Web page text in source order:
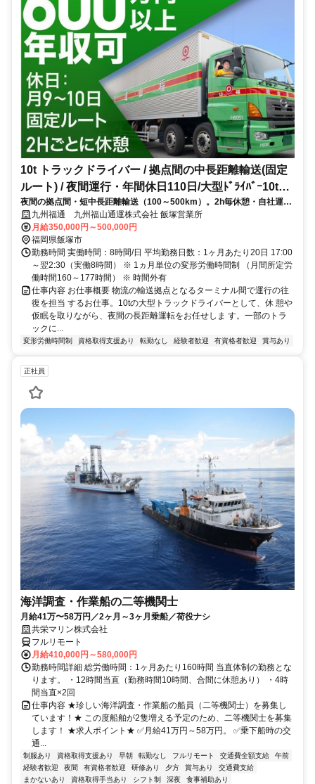
10t トラックドライバー / 拠点間の中長距離輸送(固定
ルート) / 夜間運行・年間休日110日/大型ﾄﾞﾗｲﾊﾞｰ10t定
期夜間幹線便(正社員)
夜間の拠点間・短中長距離輸送（100～500km）。2h毎休憩・自社運
行・計画運行で無理なく働けます
九州福通 九州福山通運株式会社 飯塚営業所
月給350,000円～500,000円
福岡県飯塚市
勤務時間 実働時間：8時間/日 平均勤務日数：1ヶ月あたり20日 17:00
～翌2:30（実働8時間） ※ 1ヵ月単位の変形労働時間制 （月間所定労
働時間160～177時間） ※ 時間外有
仕事内容 お仕事概要 物流の輸送拠点となるターミナル間で運行の往
復を担当 するお仕事。10tの大型トラックドライバーとして、休 憩や
仮眠を取りながら、夜間の長距離運転をお任せしま す。一部のトラ
ックに...
変形労働時間制 資格取得支援あり 転勤なし 経験者歓迎 有資格者歓迎 賞与あり
正社員
海洋調査・作業船の二等機関士
月給41万〜58万円／2ヶ月～3ヶ月乗船／荷役ナシ
共栄マリン株式会社
フルリモート
月給410,000円～580,000円
勤務時間詳細 総労働時間：1ヶ月あたり160時間 当直体制の勤務とな
ります。 ・12時間当直（勤務時間10時間、合間に休憩あり） ・4時
間当直×2回
仕事内容 ★珍しい海洋調査・作業船の船員（二等機関士）を募集し
ています！★ この度船舶が2隻増える予定のため、二等機関士を募集
します！ ★求人ポイント★ ✅月給41万円～58万円。 ✅乗下船時の交
通...
制服あり 資格取得支援あり 早朝 転勤なし フルリモート 交通費全額支給
午前
経験者歓迎
夜間 有資格者歓迎 研修あり 夕方 賞与あり
交通費支給
まかないあり
資格取得手当あり シフト制 深夜 食事補助あり